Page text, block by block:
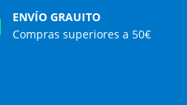
ENVÍO GRAUITO
Compras superiores a 50€